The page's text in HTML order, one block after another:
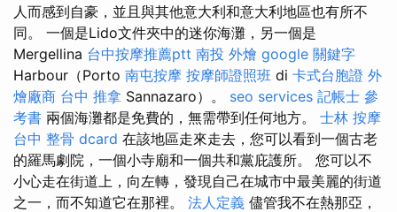
人而感到自豪，並且與其他意大利和意大利地區也有所不
同。 一個是Lido文件夾中的迷你海灘，另一個是
Mergellina 台中按摩推薦ptt 南投 外燴 google 關鍵字
Harbour（Porto 南屯按摩 按摩師證照班 di 卡式台胞證 外
燴廠商 台中 推拿 Sannazaro）。 seo services 記帳士 參
考書 兩個海灘都是免費的，無需帶到任何地方。 士林 按摩
台中 整骨 dcard 在該地區走來走去，您可以看到一個古老
的羅馬劇院，一個小寺廟和一個共和黨庇護所。 您可以不
小心走在街道上，向左轉，發現自己在城市中最美麗的街道
之一，而不知道它在那裡。 法人定義 儘管我不在熱那亞，